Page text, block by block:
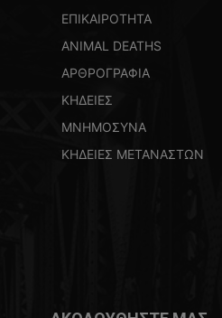
ΕΠΙΚΑΙΡΟΤΗΤΑ
ANIMAL DEATHS
ΑΡΘΡΟΓΡΑΦΙΑ
ΚΗΔΕΙΕΣ
ΜΝΗΜΟΣΥΝΑ
ΚΗΔΕΙΕΣ ΜΕΤΑΝΑΣΤΩΝ